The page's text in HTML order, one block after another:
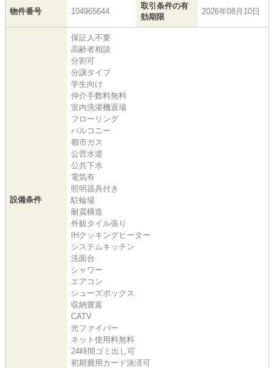
物件番号 104965644
取引条件の有
効期限
2026年08月10日
設備条件
保証人不要
高齢者相談
分割可
分譲タイプ
学生向け
仲介手数料無料
室内洗濯機置場
フローリング
バルコニー
都市ガス
公営水道
公共下水
電気有
照明器具付き
駐輪場
耐震構造
外観タイル張り
IHクッキングヒーター
システムキッチン
洗面台
シャワー
エアコン
シューズボックス
収納豊富
CATV
光ファイバー
ネット使用料無料
24時間ゴミ出し可
初期費用カード決済可